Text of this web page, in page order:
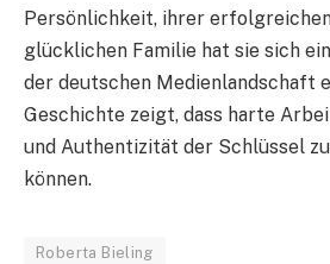
Persönlichkeit, ihrer
glücklichen Familie hat sie sich
der deutschen Medienlandschaft
Geschichte zeigt, dass harte
und Authentizität der Schlüssel
können.
Roberta Bieling